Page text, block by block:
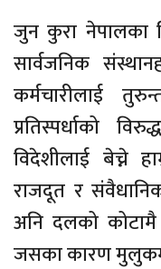
जुन कुरा नेपालका
सार्वजनिक
कर्मचारीलाई
प्रतिस्पर्धाको
विदेशीलाई बेच्ने
राजदूत र
अनि दलको कोटामै
जसका कारण मुलुकमा